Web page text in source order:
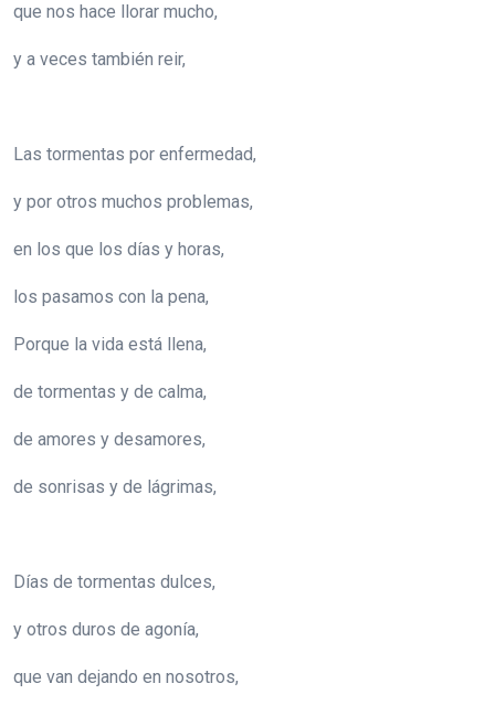
que nos hace llorar mucho,
y a veces también reir,
Las tormentas por enfermedad,
y por otros muchos problemas,
en los que los días y horas,
los pasamos con la pena,
Porque la vida está llena,
de tormentas y de calma,
de amores y desamores,
de sonrisas y de lágrimas,
Días de tormentas dulces,
y otros duros de agonía,
que van dejando en nosotros,